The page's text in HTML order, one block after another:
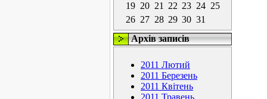
19 20 21 22 23 24 25
26 27 28 29 30 31
Архів записів
2011 Лютий
2011 Березень
2011 Квітень
2011 Травень